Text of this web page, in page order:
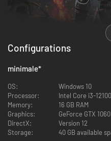
Configurations
minimale*
OS:
Windows 10
Processor:
Intel Core i3-
Memory:
16 GB RAM
Graphics:
GeForce GTX
DirectX:
Version 12
Storage:
40 GB available